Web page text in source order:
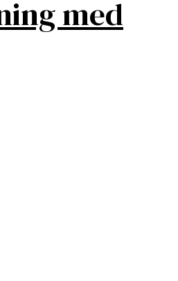
med